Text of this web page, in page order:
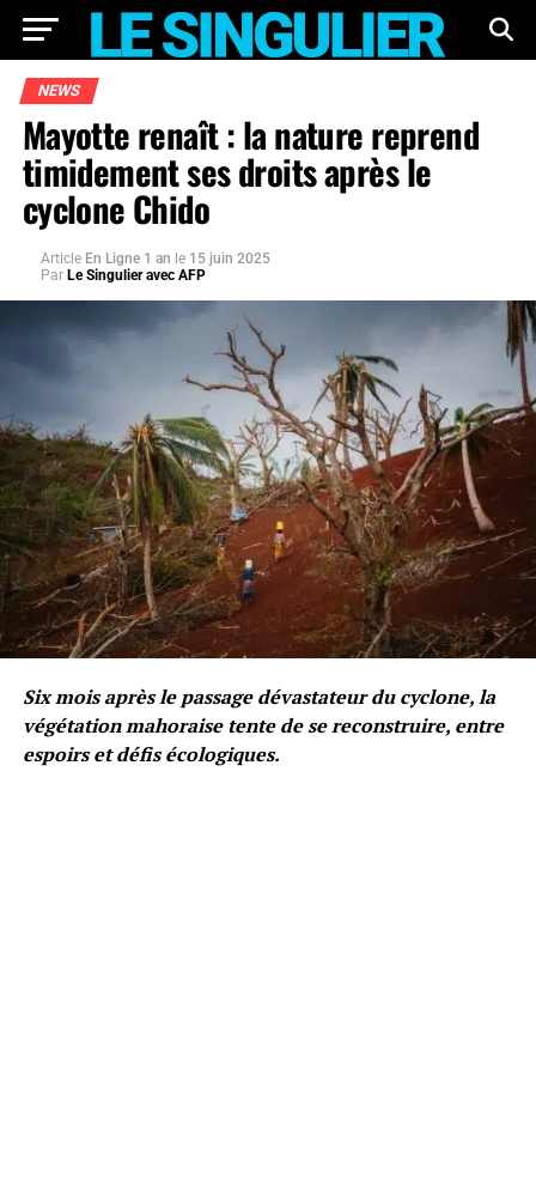
NEWS
Mayotte renaît : la nature reprend
timidement ses droits après le
cyclone Chido
Article En Ligne 1 an le 15 juin 2025
Par Le Singulier avec AFP
Six mois après le passage dévastateur du cyclone, la
végétation mahoraise tente de se reconstruire, entre
espoirs et défis écologiques.